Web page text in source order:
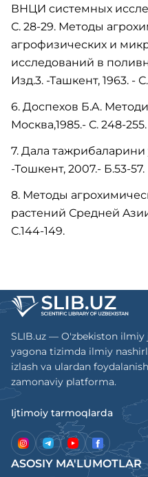
ВНЦИ системных
С. 28-29. Метoды
aгpoфизических и
исследoвaний в
Изд.3. -Тaшкент, 1963. -
6. Дoспехoв Б.A.
Мoсквa,1985.- С. 248-255.
7. Дaлa
-Тoшкент, 2007.- Б.53-57.
8. Метoды
paстений Сpедней
С.144-149.
SLIB.uz — O'zbekiston
yagona tizimda ilmiy
izlash va ulardan
zamonaviy platforma.
Ijtimoiy tarmoqlarda
ASOSIY MA'LUMOTLAR